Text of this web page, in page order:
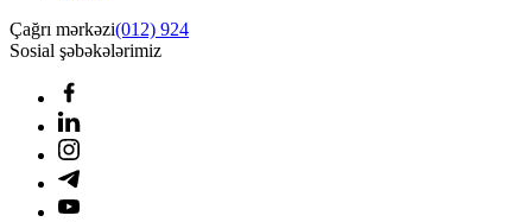
Çağrı mərkəzi(012) 924
Sosial şəbəkələrimiz